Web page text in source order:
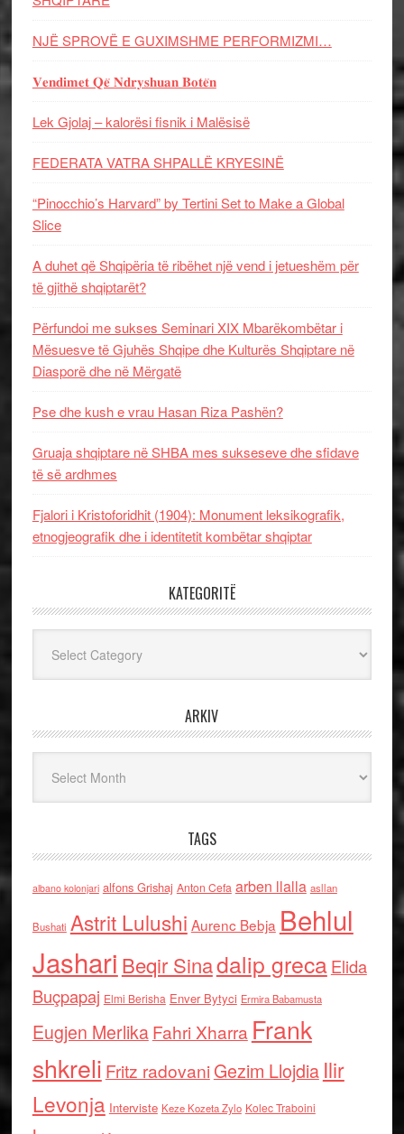
NJË SPROVË E GUXIMSHME PERFORMIZMI…
𝐕𝐞𝐧𝐝𝐢𝐦𝐞𝐭 𝐐𝐞̈ 𝐍𝐝𝐫𝐲𝐬𝐡𝐮𝐚𝐧 𝐁𝐨𝐭𝐞̈𝐧
Lek Gjolaj – kalorësi fisnik i Malësisë
FEDERATA VATRA SHPALLË KRYESINË
“Pinocchio’s Harvard” by Tertini Set to Make a Global
Slice
A duhet që Shqipëria të ribëhet një vend i jetueshëm për
të gjithë shqiptarët?
Përfundoi me sukses Seminari XIX Mbarëkombëtar i
Mësuesve të Gjuhës Shqipe dhe Kulturës Shqiptare në
Diasporë dhe në Mërgatë
Pse dhe kush e vrau Hasan Riza Pashën?
Gruaja shqiptare në SHBA mes sukseseve dhe sfidave
të së ardhmes
Fjalori i Kristoforidhit (1904): Monument leksikografik,
etnogjeografik dhe i identitetit kombëtar shqiptar
KATEGORITË
ARKIV
TAGS
albano kolonjari alfons Grishaj Anton Cefa arben llalla asllan
Bushati Astrit Lulushi Aurenc Bebja Behlul
Jashari Beqir Sinadalip grecaElida
Buçpapaj Elmi Berisha Enver Bytyci Ermira Babamusta
Eugjen MerlikaFahri Xharra Frank
shkreli Fritz radovaniGezim Llojdia Ilir
Levonja Interviste Keze Kozeta Zylo Kolec Traboini